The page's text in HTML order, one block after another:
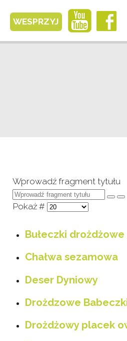
WESPRZYJ
Wprowadź fragment tytułu
Pokaż #
Bułeczki
Chałwa sezamowa
Deser Dyniowy
Drożdzowe
Drożdżowy placek